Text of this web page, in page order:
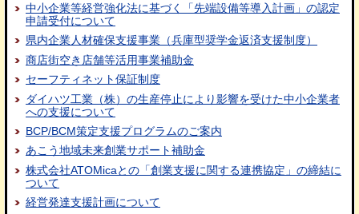
中小企業等経営強化法に基づく「先端設備等導入計画」の認定
申請受付について
県内企業人材確保支援事業（兵庫型奨学金返済支援制度）
商店街空き店舗等活用事業補助金
セーフティネット保証制度
ダイハツ工業（株）の生産停止により影響を受けた中小企業者
への支援について
BCP/BCM策定支援プログラムのご案内
あこう地域未来創業サポート補助金
株式会社ATOMicaとの「創業支援に関する連携協定」の締結に
ついて
経営発達支援計画について